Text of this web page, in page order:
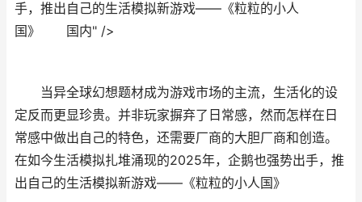
手，推出自己的生活模拟新游戏——《粒粒的小人
国》 国内" />
当异全球幻想题材成为游戏市场的主流，生活化的设
定反而更显珍贵。并非玩家摒弃了日常感，然而怎样在日
常感中做出自己的特色，还需要厂商的大胆厂商和创造。
在如今生活模拟扎堆涌现的2025年，企鹅也强势出手，推
出自己的生活模拟新游戏——《粒粒的小人国》